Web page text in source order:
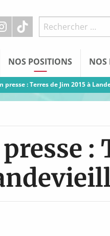
NOS POSITIONS NOS
presse : Terres de Jim 2015 à
: